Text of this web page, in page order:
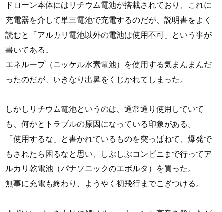
ドローン本体にはリチウム電池が搭載されており、これに
充電器を介して単三電池で充電するのだが、説明書をよく
読むと「アルカリ電池以外の電池は使用不可」という事が
書いてある。
エネループ（ニッケル水素電池）を使用する気まんまんだ
ったのだが、いきなり出鼻をくじかれてしまった。
しかしリチウム電池というのは、通常通り使用していて
も、何かとトラブルの原因になっている印象がある。
「使用するな」と書かれているものを突っぱねて、爆発で
もされたら困るなと思い、しぶしぶコンビニまで行ってア
ルカリ乾電池（パナソニックのエボルタ）を買った。
無事に充電も終わり、ようやく初飛行までこぎつける。